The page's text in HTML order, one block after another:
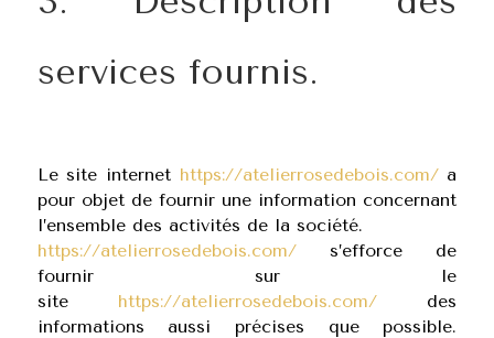
services fournis.
Le site internet https://atelierrosedebois.com/a
pour objet de fournir une information concernant
l’ensemble des activités de la société.
https://atelierrosedebois.com/s’efforce de
fournir sur le
site https://atelierrosedebois.com/ des
informations aussi précises que possible.